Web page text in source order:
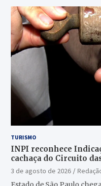
TURISMO
INPI reconhece
cachaça do Circuito
3 de agosto de 2026